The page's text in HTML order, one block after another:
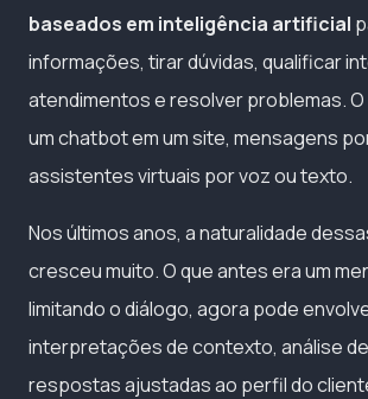
baseados em inteligência artificial
informações, tirar dúvidas, qualificar
atendimentos e resolver problemas.
um chatbot em um site, mensagens
assistentes virtuais por voz ou texto.
Nos últimos anos, a naturalidade
cresceu muito. O que antes era um
limitando o diálogo, agora pode
interpretações de contexto, análise
respostas ajustadas ao perfil do